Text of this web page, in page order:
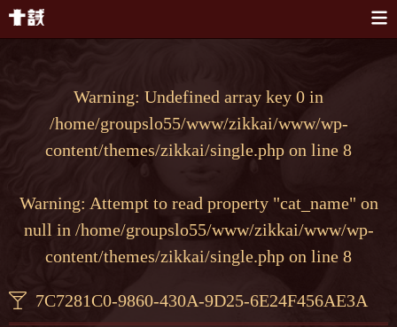
Warning: Undefined array key 0 in
/home/groupslo55/www/zikkai/www/wp-
content/themes/zikkai/single.php on line 8
Warning: Attempt to read property "cat_name" on
null in /home/groupslo55/www/zikkai/www/wp-
content/themes/zikkai/single.php on line 8
7C7281C0-9860-430A-9D25-6E24F456AE3A